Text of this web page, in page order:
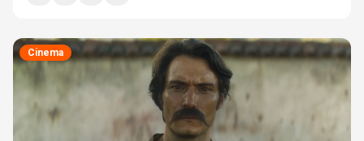
Cinema